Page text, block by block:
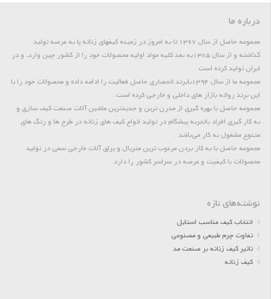
درباره ما
مجموعه حاصل از سال 1367 تا به امروز در زمینه کیفهای زنانه پا به عرصه تولید
گذاشته و از سال 1385به بعد کلیه مواد اولیه محصولات خود را از کشور چین وارد، و در
ایران تولید کرده است .
مجموعه ما از سال 1394بابرند انحصاری حاصل فعالیت را ادامه داده و محصولات خود را با
این برند روانه بازار های داخلی و خارجی کرده است .
مجموعه حاصل با بهره گیری از مدرن ترین و جدیدترین ماشین آلات صنعت کیف سازی و
به کار گیری افراد باتجربه پیشگام در تولید انواع کیف های زنانه در طرح ها و رنگ های
متنوع مشغول به کار می‌باشد .
مجموعه حاصل با به کار بردن مرغوب ترین متریال و یراق آلات خارجی سعی در تولید
محصولات با کیفیت و عرضه در سراسر کشور را دارد.
نوشته‌های تازه
انتخاب کیف مناسب استایل
تفاوت چرم طبیعی و مصنوعی
تاثیر کیف زنانه بر صنعت مد
کیف زنانه